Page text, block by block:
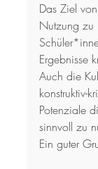
Das Ziel
Nutzung zu
Ergebnisse
Auch die
konstruktiv-
Potenziale
sinnvoll zu
Ein guter